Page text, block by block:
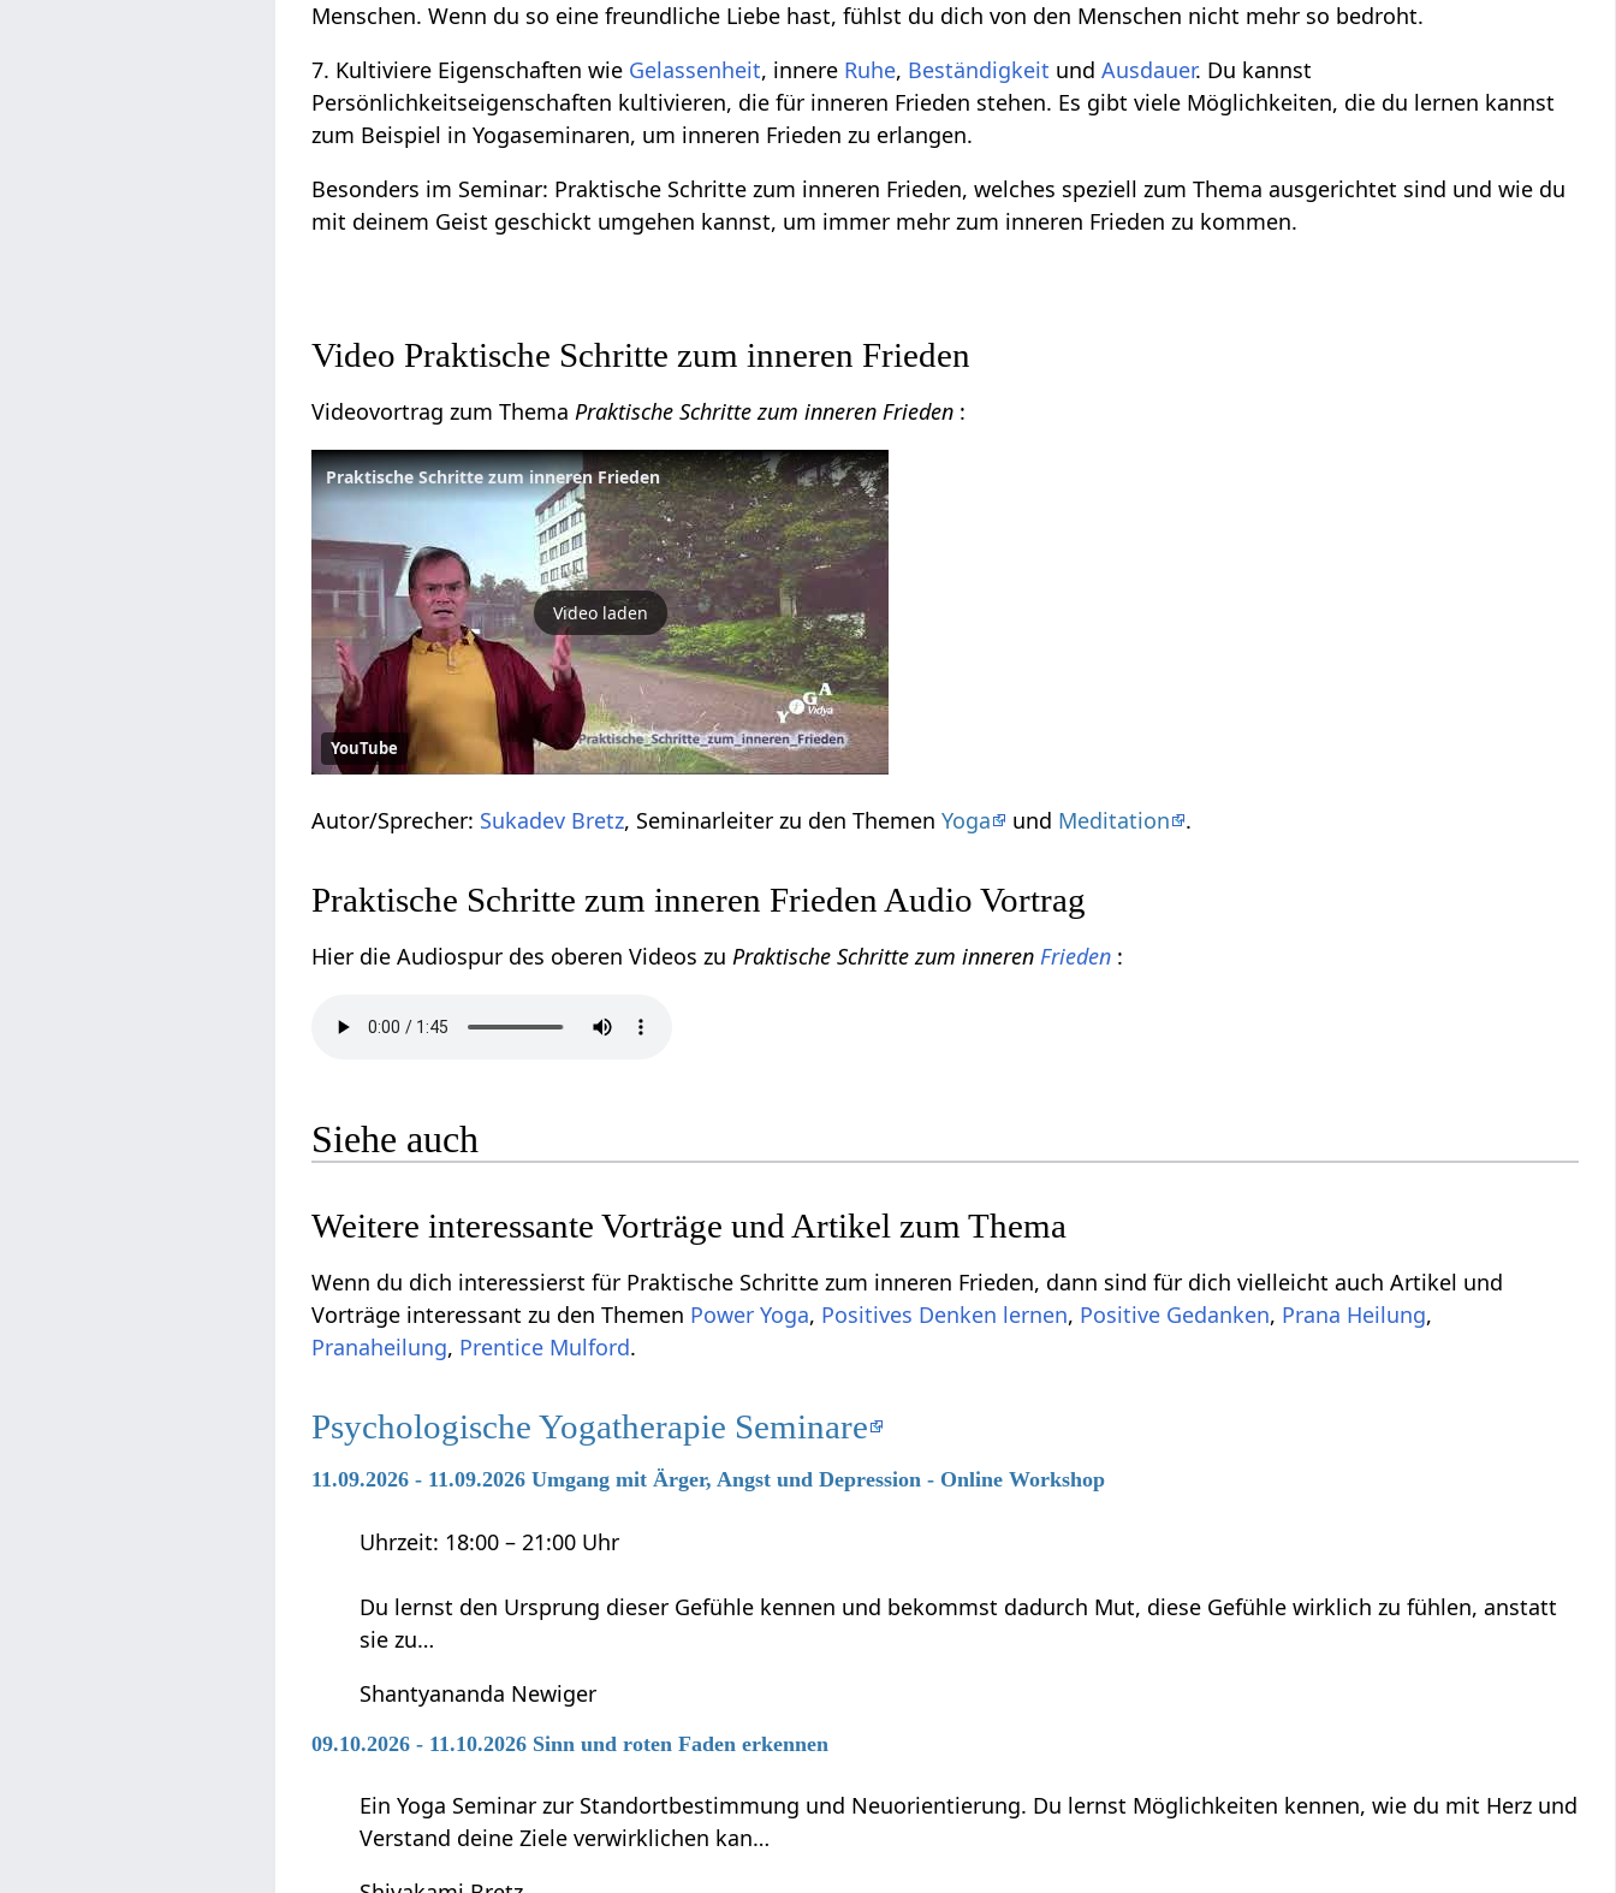
Menschen. Wenn du so eine freundliche Liebe hast, fühlst du dich von den Menschen nicht mehr so bedroht.
7. Kultiviere Eigenschaften wie Gelassenheit, innere Ruhe, Beständigkeit undAusdauer. Du kannst
Persönlichkeitseigenschaften kultivieren, die für inneren Frieden stehen. Es gibt viele Möglichkeiten, die du lernen kannst
zum Beispiel in Yogaseminaren, um inneren Frieden zu erlangen.
Besonders im Seminar: Praktische Schritte zum inneren Frieden, welches speziell zum Thema ausgerichtet sind und wie du
mit deinem Geist geschickt umgehen kannst, um immer mehr zum inneren Frieden zu kommen.
Video Praktische Schritte zum inneren Frieden
Videovortrag zum ThemaPraktische Schritte zum inneren Frieden :
Praktische Schritte zum inneren Frieden
Video laden
YouTube
Autor/Sprecher: Sukadev Bretz, Seminarleiter zu den ThemenYoga und Meditation .
Praktische Schritte zum inneren Frieden Audio Vortrag
Hier die Audiospur des oberen Videos zuPraktische Schritte zum innerenFrieden :
Siehe auch
Weitere interessante Vorträge und Artikel zum Thema
Wenn du dich interessierst für Praktische Schritte zum inneren Frieden, dann sind für dich vielleicht auch Artikel und
Vorträge interessant zu den Themen Power Yoga, Positives Denken lernen, Positive Gedanken, Prana Heilung,
Pranaheilung, Prentice Mulford.
Psychologische Yogatherapie Seminare
11.09.2026 - 11.09.2026 Umgang mit Ärger, Angst und Depression - Online Workshop
Uhrzeit: 18:00 – 21:00 Uhr
Du lernst den Ursprung dieser Gefühle kennen und bekommst dadurch Mut, diese Gefühle wirklich zu fühlen, anstatt
sie zu…
Shantyananda Newiger
09.10.2026 - 11.10.2026 Sinn und roten Faden erkennen
Ein Yoga Seminar zur Standortbestimmung und Neuorientierung. Du lernst Möglichkeiten kennen, wie du mit Herz und
Verstand deine Ziele verwirklichen kan…